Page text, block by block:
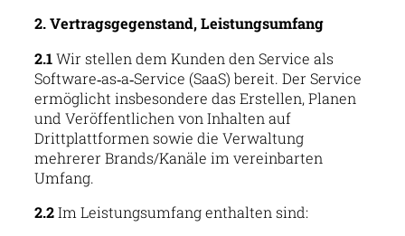
2. Vertragsgegenstand, Leistungsumfang
2.1Wir stellen dem Kunden den Service als
Software‑as‑a‑Service (SaaS) bereit. Der Service
ermöglicht insbesondere das Erstellen, Planen
und Veröffentlichen von Inhalten auf
Drittplattformen sowie die Verwaltung
mehrerer Brands/Kanäle im vereinbarten
Umfang.
2.2Im Leistungsumfang enthalten sind: